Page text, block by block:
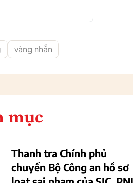
vàng nhẫn
mục
Thanh tra Chính phủ
chuyển Bộ Công an hồ sơ
loạt sai phạm của SJC, PNJ,